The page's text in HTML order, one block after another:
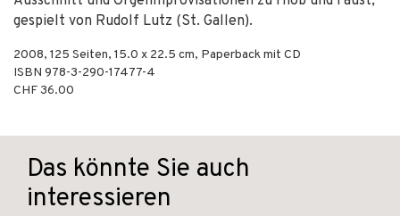
gespielt von Rudolf Lutz (St. Gallen).
2008, 125 Seiten, 15.0 x 22.5 cm, Paperback mit CD
ISBN 978-3-290-17477-4
CHF 36.00
Das könnte Sie auch
interessieren